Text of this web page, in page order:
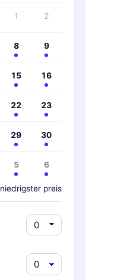
1 2
8 9
15 16
22 23
29 30
5 6
niedrigster preis